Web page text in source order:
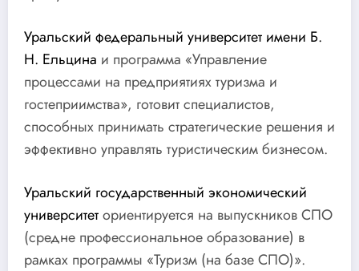
Уральский федеральный университет имени Б.
Н. Ельцина и программа «Управление
процессами на предприятиях туризма и
гостеприимства», готовит специалистов,
способных принимать стратегические решения и
эффективно управлять туристическим бизнесом.
Уральский государственный экономический
университеториентируется на выпускников СПО
(средне профессиональное образование) в
рамках программы «Туризм (на базе СПО)».